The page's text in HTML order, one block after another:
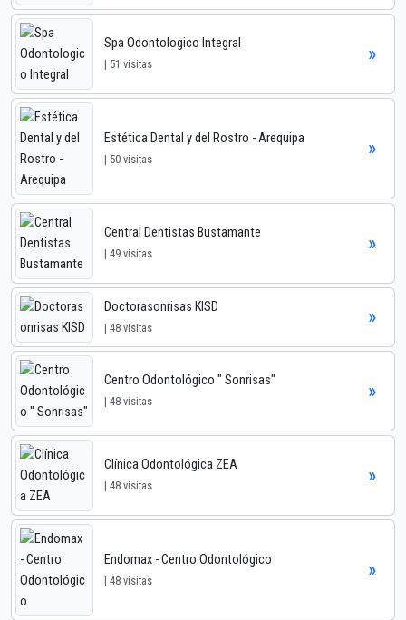
Spa Odontologico Integral
| 51 visitas »
Estética Dental y del Rostro - Arequipa
| 50 visitas »
Central Dentistas Bustamante
| 49 visitas »
Doctorasonrisas KISD
| 48 visitas »
Centro Odontológico " Sonrisas"
| 48 visitas »
Clínica Odontológica ZEA
| 48 visitas »
Endomax - Centro Odontológico
| 48 visitas »